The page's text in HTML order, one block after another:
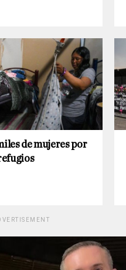
de mujeres por